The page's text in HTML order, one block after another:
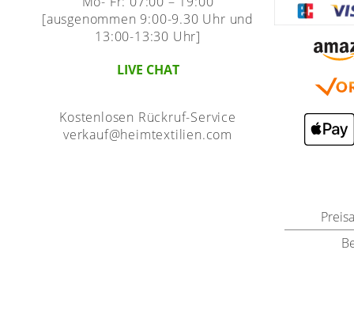
[ausgenommen 9:00-9.30 Uhr und
13:00-13:30 Uhr]
LIVE CHAT
Kostenlosen Rückruf-Service
verkauf@heimtextilien.com